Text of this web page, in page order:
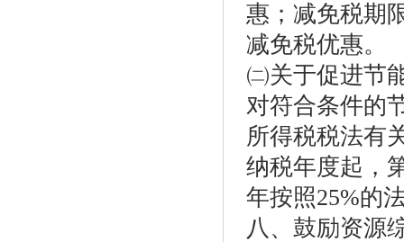
惠；减免税期
减免税优惠。
㈡关于促进节
对符合条件的
所得税税法有
纳税年度起，
年按照25%的
八、鼓励资源